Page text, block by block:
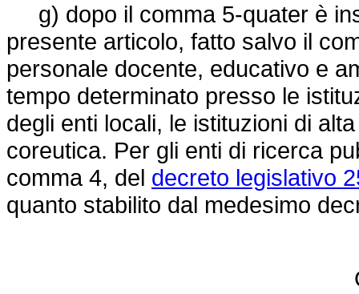
g) dopo il comma 5-quater è
presente articolo, fatto salvo il
personale docente, educativo e
tempo determinato presso le
degli enti locali, le istituzioni di
coreutica. Per gli enti di ricerca
comma 4, del decreto legislativo
quanto stabilito dal medesimo